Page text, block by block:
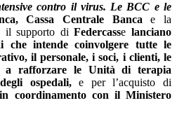
contro il virus. Le BCC e le
Cassa Centrale Banca e la
il supporto diFedercasselanciano
che intende coinvolgere tutte le
il personale, i soci, i clienti, le
a rafforzare le Unità di terapia
ospedali,e per l’acquisto di
coordinamento con il Ministero